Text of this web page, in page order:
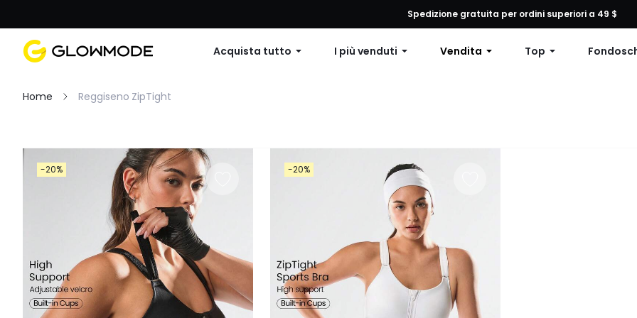
Primo ordine: 10% di sconto su qualsiasi ordine, 12% di sconto su ordini superiori a $79 o 15% di
Spedizione gratuita per ordini superiori a 49 $
Acquista tutto I più venduti Vendita Top
Home Reggiseno ZipTight
Filtro Cancella tutto
-20% -20%